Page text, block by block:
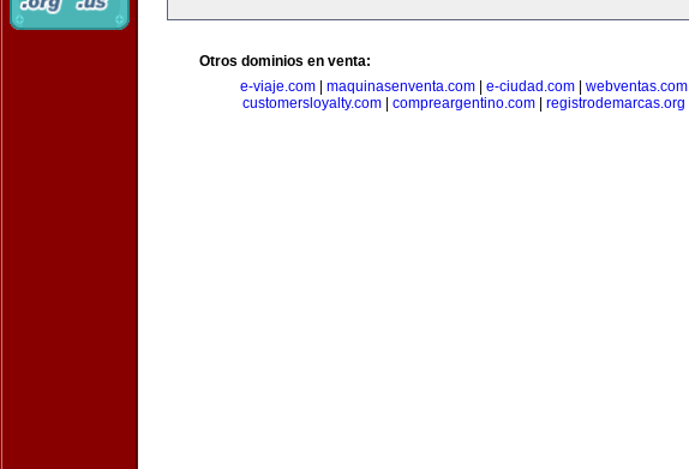
Otros dominios en venta:
e-viaje.com| maquinasenventa.com| e-ciudad.com| webventas.com|
customersloyalty.com| compreargentino.com| registrodemarcas.org